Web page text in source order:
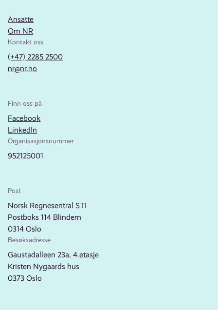
Ansatte
Om NR
Kontakt oss
(+47) 2285 2500
nr@nr.no
Finn oss på
Facebook
LinkedIn
Organisasjonsnummer
952125001
Post
Norsk Regnesentral STI
Postboks 114 Blindern
0314 Oslo
Besøksadresse
Gaustadalleen 23a, 4.etasje
Kristen Nygaards hus
0373 Oslo